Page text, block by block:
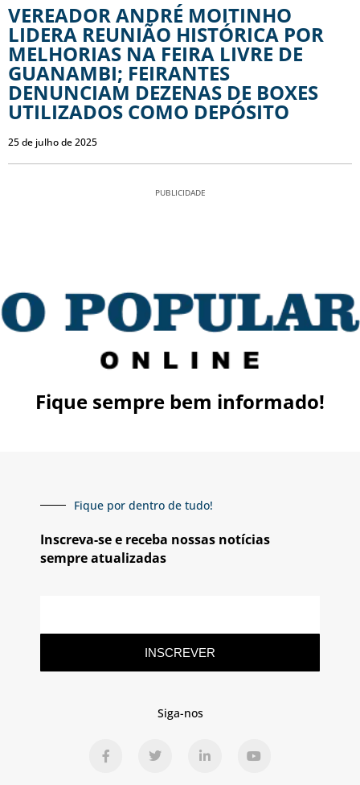
VEREADOR ANDRÉ MOITINHO
LIDERA REUNIÃO HISTÓRICA POR
MELHORIAS NA FEIRA LIVRE DE
GUANAMBI; FEIRANTES
DENUNCIAM DEZENAS DE BOXES
UTILIZADOS COMO DEPÓSITO
25 de julho de 2025
PUBLICIDADE
Fique sempre bem informado!
Fique por dentro de tudo!
Inscreva-se e receba nossas notícias
sempre atualizadas
INSCREVER
Siga-nos